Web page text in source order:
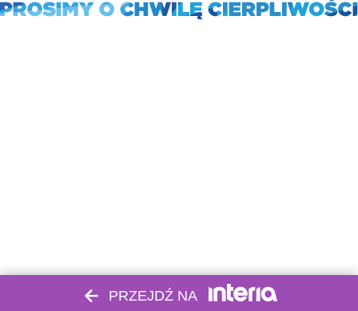
PRZEJDŹ NA